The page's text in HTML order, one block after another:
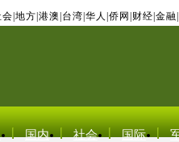
会 地方 港澳 台湾 华人 侨网 财经 金融
国内 社会 国际